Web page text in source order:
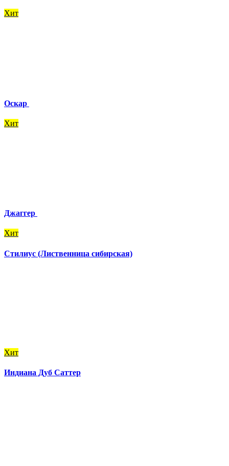
Хит
Оскар
Хит
Джаггер
Хит
Стилиус (Лиственница сибирская)
Хит
Индиана Дуб Саттер